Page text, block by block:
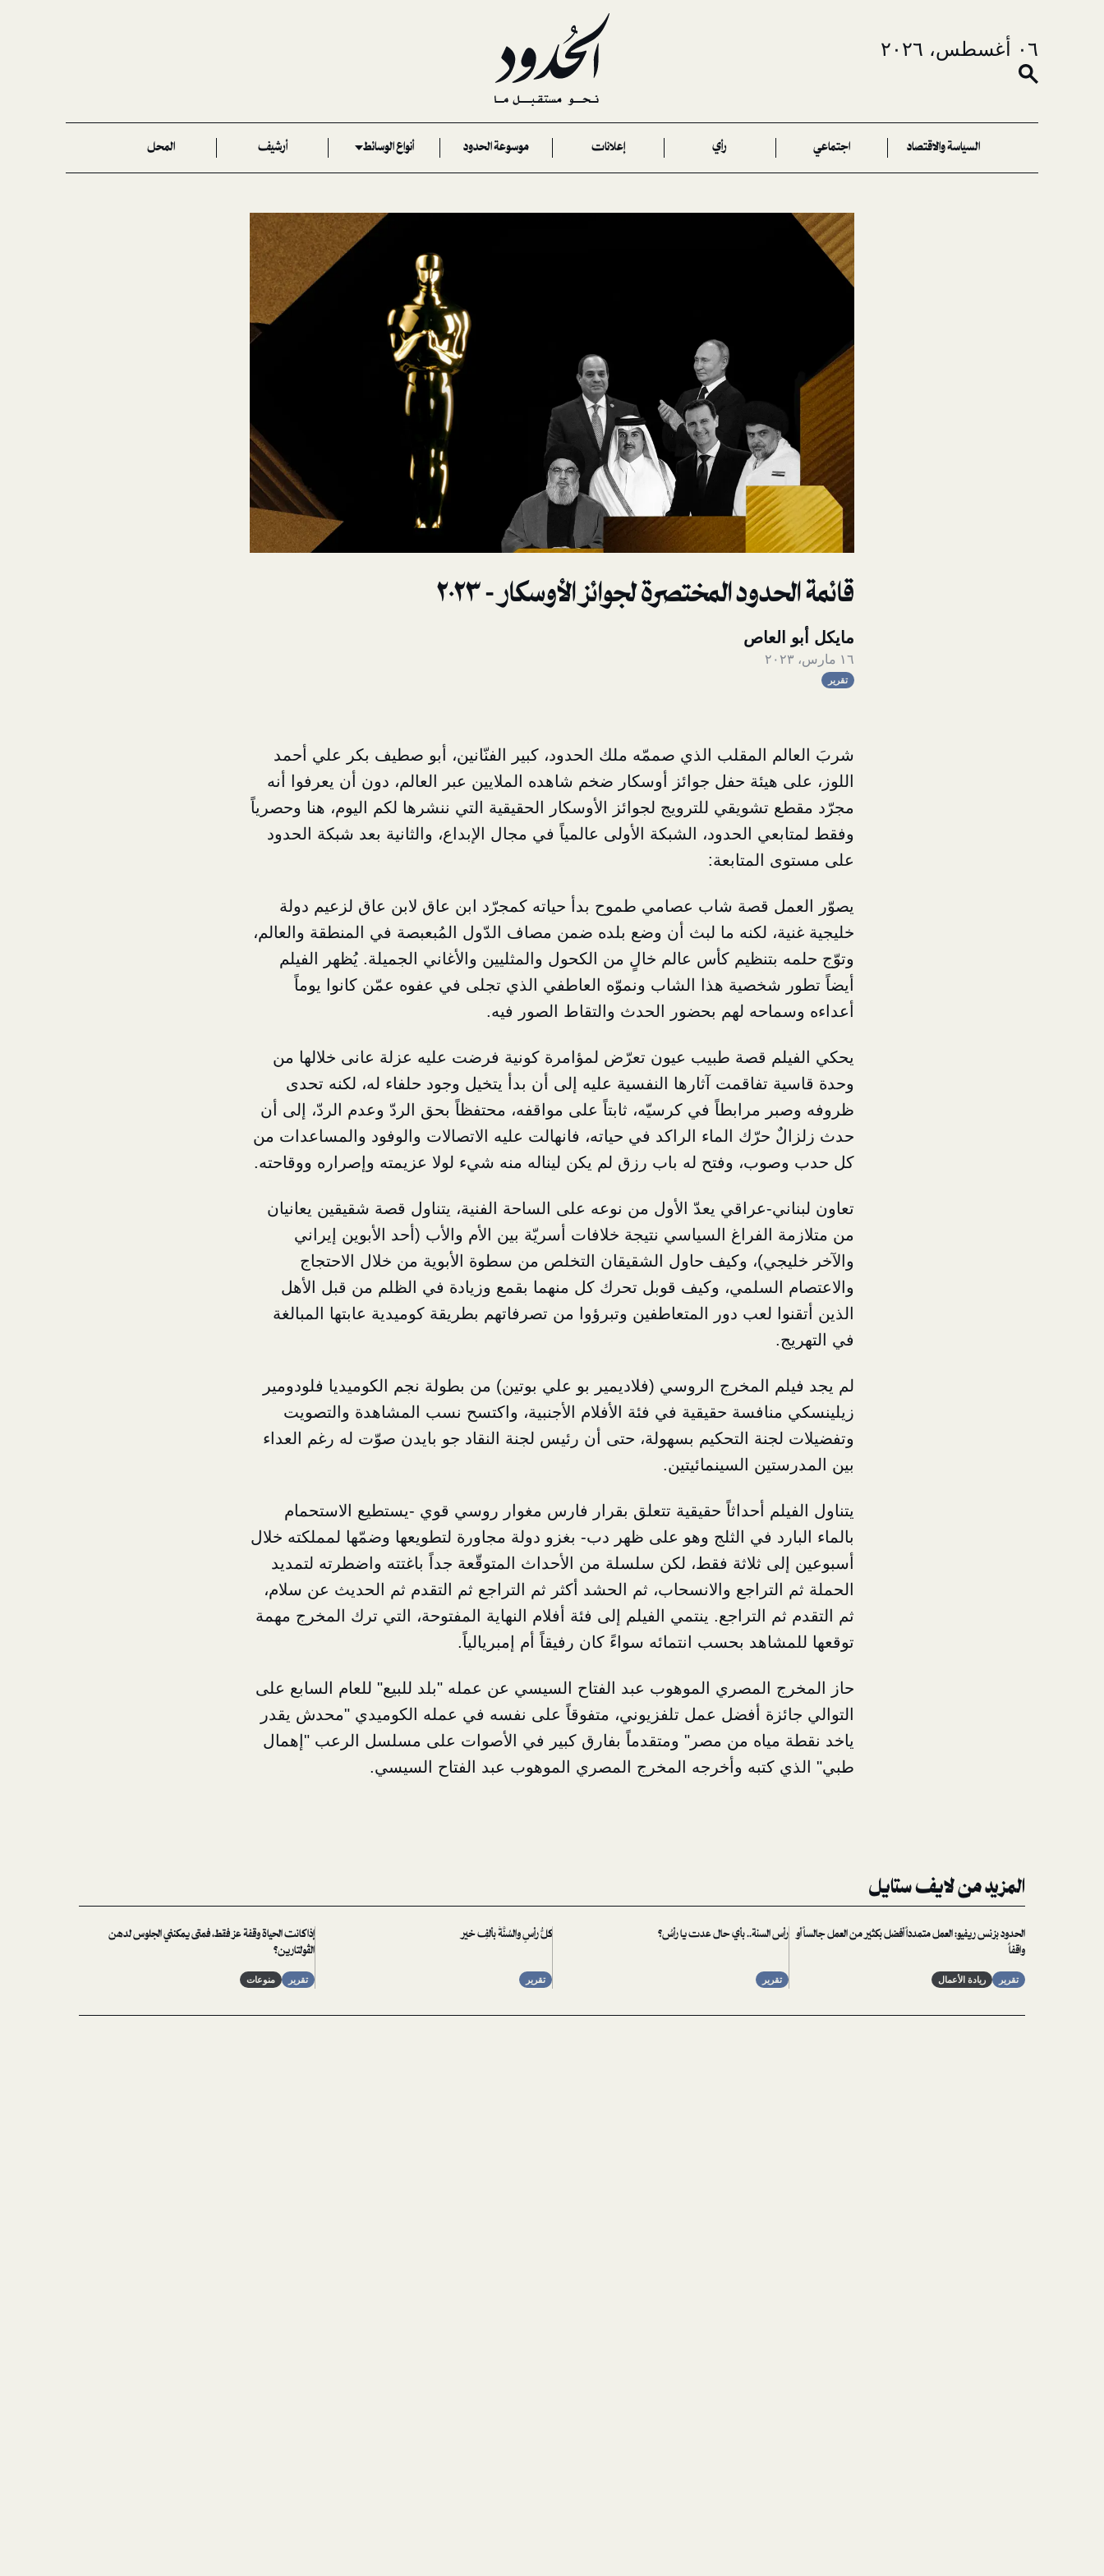
٠٦ أغسطس، ٢٠٢٦
السياسة والاقتصاد اجتماعي رأي إعلانات موسوعة الحدود أنواع الوسائط أرشيف المحل
قائمة الحدود المختصرة لجوائز الأوسكار - ٢٠٢٣
مايكل أبو العاص
١٦ مارس، ٢٠٢٣
تقرير
شربَ العالم المقلب الذي صممّه ملك الحدود، كبير الفنّانين، أبو صطيف بكر علي أحمد
اللوز، على هيئة حفل جوائز أوسكار ضخم شاهده الملايين عبر العالم، دون أن يعرفوا أنه
مجرّد مقطع تشويقي للترويج لجوائز الأوسكار الحقيقية التي ننشرها لكم اليوم، هنا وحصرياً
وفقط لمتابعي الحدود، الشبكة الأولى عالمياً في مجال الإبداع، والثانية بعد شبكة الحدود
على مستوى المتابعة:
يصوّر العمل قصة شاب عصامي طموح بدأ حياته كمجرّد ابن عاق لابن عاق لزعيم دولة
خليجية غنية، لكنه ما لبث أن وضع بلده ضمن مصاف الدّول المُبعبصة في المنطقة والعالم،
وتوّج حلمه بتنظيم كأس عالم خالٍ من الكحول والمثليين والأغاني الجميلة. يُظهر الفيلم
أيضاً تطور شخصية هذا الشاب ونموّه العاطفي الذي تجلى في عفوه عمّن كانوا يوماً
أعداءه وسماحه لهم بحضور الحدث والتقاط الصور فيه.
يحكي الفيلم قصة طبيب عيون تعرّض لمؤامرة كونية فرضت عليه عزلة عانى خلالها من
وحدة قاسية تفاقمت آثارها النفسية عليه إلى أن بدأ يتخيل وجود حلفاء له، لكنه تحدى
ظروفه وصبر مرابطاً في كرسيّه، ثابتاً على مواقفه، محتفظاً بحق الردّ وعدم الردّ، إلى أن
حدث زلزالٌ حرّك الماء الراكد في حياته، فانهالت عليه الاتصالات والوفود والمساعدات من
كل حدب وصوب، وفتح له باب رزق لم يكن ليناله منه شيء لولا عزيمته وإصراره ووقاحته.
تعاون لبناني-عراقي يعدّ الأول من نوعه على الساحة الفنية، يتناول قصة شقيقين يعانيان
من متلازمة الفراغ السياسي نتيجة خلافات أسريّة بين الأم والأب (أحد الأبوين إيراني
والآخر خليجي)، وكيف حاول الشقيقان التخلص من سطوة الأبوية من خلال الاحتجاج
والاعتصام السلمي، وكيف قوبل تحرك كل منهما بقمع وزيادة في الظلم من قبل الأهل
الذين أتقنوا لعب دور المتعاطفين وتبرؤوا من تصرفاتهم بطريقة كوميدية عابتها المبالغة
في التهريج.
لم يجد فيلم المخرج الروسي (فلاديمير بو علي بوتين) من بطولة نجم الكوميديا فلودومير
زيلينسكي منافسة حقيقية في فئة الأفلام الأجنبية، واكتسح نسب المشاهدة والتصويت
وتفضيلات لجنة التحكيم بسهولة، حتى أن رئيس لجنة النقاد جو بايدن صوّت له رغم العداء
بين المدرستين السينمائيتين.
يتناول الفيلم أحداثاً حقيقية تتعلق بقرار فارس مغوار روسي قوي -يستطيع الاستحمام
بالماء البارد في الثلج وهو على ظهر دب- بغزو دولة مجاورة لتطويعها وضمّها لمملكته خلال
أسبوعين إلى ثلاثة فقط، لكن سلسلة من الأحداث المتوقّعة جداً باغتته واضطرته لتمديد
الحملة ثم التراجع والانسحاب، ثم الحشد أكثر ثم التراجع ثم التقدم ثم الحديث عن سلام،
ثم التقدم ثم التراجع. ينتمي الفيلم إلى فئة أفلام النهاية المفتوحة، التي ترك المخرج مهمة
توقعها للمشاهد بحسب انتمائه سواءً كان رفيقاً أم إمبريالياً.
حاز المخرج المصري الموهوب عبد الفتاح السيسي عن عمله "بلد للبيع" للعام السابع على
التوالي جائزة أفضل عمل تلفزيوني، متفوقاً على نفسه في عمله الكوميدي "محدش يقدر
ياخد نقطة مياه من مصر" ومتقدماً بفارق كبير في الأصوات على مسلسل الرعب "إهمال
طبي" الذي كتبه وأخرجه المخرج المصري الموهوب عبد الفتاح السيسي.
المزيد من لايف ستايل
الحدود بزنس ريفيو: العمل متمدداً أفضل بكثير من العمل جالساً أو
واقفاً
تقرير ريادة الأعمال
رأس السنة.. بأي حال عدت يا رأسُ؟
تقرير
كلُّ رأسٍ والسُنَّةُ بألفِ خير
تقرير
إذا كانت الحياة وقفة عز فقط، فمتى يمكنني الجلوس لدهن
الڤولتارين؟
تقرير منوعات